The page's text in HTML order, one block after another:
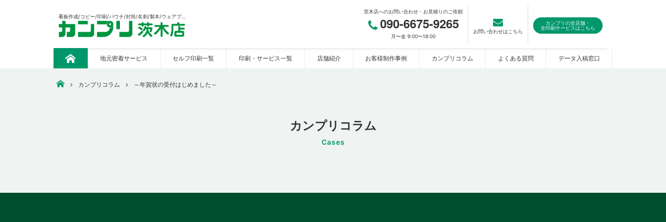
看板作成/コピー/印刷/パウチ/封筒/名刺/製本/ウェアプリント/CAD出力/販促の制作等々あらゆる印刷おまかせください。
茨木店へのお問い合わせ・お見積りのご依頼
090-6675-9265
月〜金 9:00〜18:00
お問い合わせはこちら
カンプリの全店舗・
全印刷サービスはこちら
ト
プ
地元密着サービス セルフ印刷一覧 印刷・サービス一覧 店舗紹介 お客様制作事例 カンプリコラム よくある質問 データ入稿窓口
安いコピー・印刷・ウェアプリント・看板作成なら【カンプリ茨木店】
カンプリコラム ～年賀状の受付はじめました～
カンプリコラム
Cases